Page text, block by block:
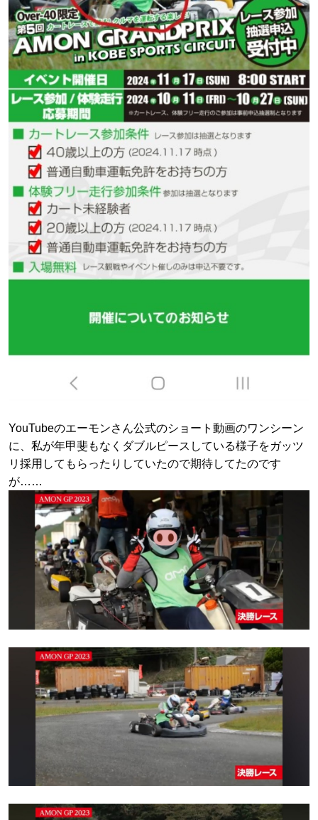
YouTubeのエーモンさん公式のショート動画のワンシーン
に、私が年甲斐もなくダブルピースしている様子をガッツ
リ採用してもらったりしていたので期待してたのです
が……